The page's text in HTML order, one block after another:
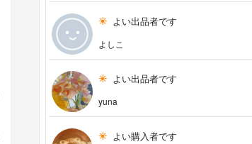
よい出品者です
よしこ
よい出品者です
yuna
よい購入者です